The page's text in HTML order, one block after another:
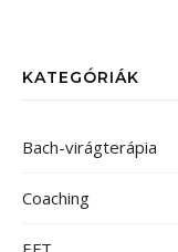
KATEGÓRIÁK
Bach-virágterápia
Coaching